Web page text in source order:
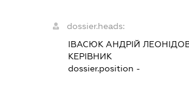
dossier.heads:
ІВАСЮК АНДРІЙ
КЕРІВНИК
dossier.position -